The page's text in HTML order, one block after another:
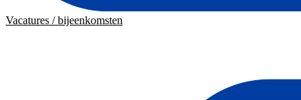
Vacatures / bijeenkomsten